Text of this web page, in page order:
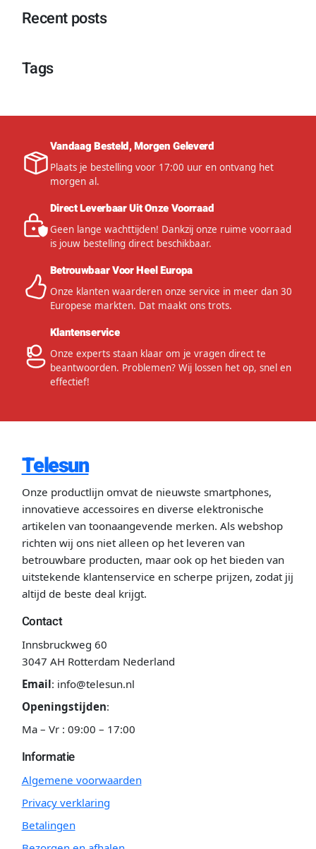
a
d
I
M
n
l
u
s
e
€
5
B
t
e
d
Recent posts
Tags
Vandaag Besteld, Morgen Geleverd
Plaats je bestelling voor 17:00 uur en ontvang het
morgen al.
Direct Leverbaar Uit Onze Voorraad
Geen lange wachttijden! Dankzij onze ruime voorraad
is jouw bestelling direct beschikbaar.
Betrouwbaar Voor Heel Europa
Onze klanten waarderen onze service in meer dan 30
Europese markten. Dat maakt ons trots.
Klantenservice
Onze experts staan klaar om je vragen direct te
beantwoorden. Problemen? Wij lossen het op, snel en
effectief!
Telesun
Onze productlijn omvat de nieuwste smartphones,
innovatieve accessoires en diverse elektronische
artikelen van toonaangevende merken. Als webshop
richten wij ons niet alleen op het leveren van
betrouwbare producten, maar ook op het bieden van
uitstekende klantenservice en scherpe prijzen, zodat jij
altijd de beste deal krijgt.
Contact
Innsbruckweg 60
3047 AH Rotterdam Nederland
Email: info@telesun.nl
Openingstijden:
Ma – Vr : 09:00 – 17:00
Informatie
Algemene voorwaarden
Privacy verklaring
Betalingen